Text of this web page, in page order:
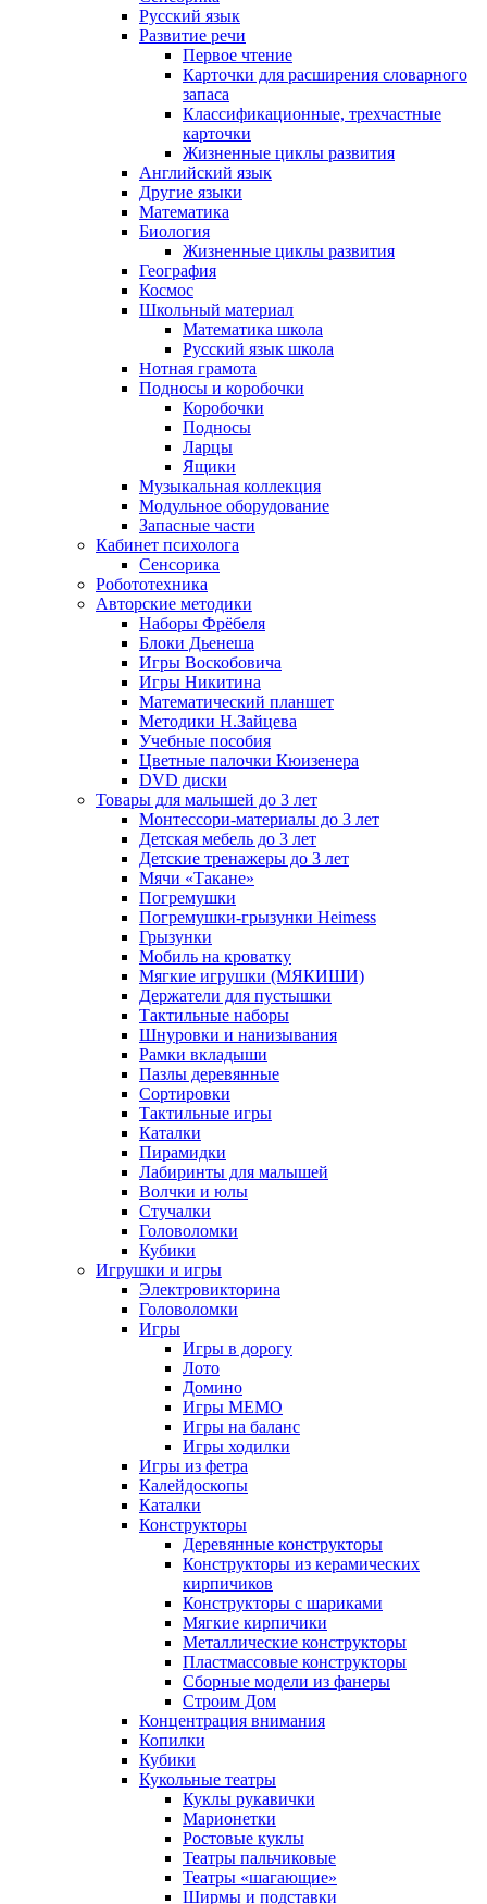
Русский язык
Развитие речи
Первое чтение
Карточки для расширения словарного
запаса
Классификационные, трехчастные
карточки
Жизненные циклы развития
Английский язык
Другие языки
Математика
Биология
Жизненные циклы развития
География
Космос
Школьный материал
Математика школа
Русский язык школа
Нотная грамота
Подносы и коробочки
Коробочки
Подносы
Ларцы
Ящики
Музыкальная коллекция
Модульное оборудование
Запасные части
Кабинет психолога
Сенсорика
Робототехника
Авторские методики
Наборы Фрёбеля
Блоки Дьенеша
Игры Воскобовича
Игры Никитина
Математический планшет
Методики Н.Зайцева
Учебные пособия
Цветные палочки Кюизенера
DVD диски
Товары для малышей до 3 лет
Монтессори-материалы до 3 лет
Детская мебель до 3 лет
Детские тренажеры до 3 лет
Мячи «Такане»
Погремушки
Погремушки-грызунки Heimess
Грызунки
Мобиль на кроватку
Мягкие игрушки (МЯКИШИ)
Держатели для пустышки
Тактильные наборы
Шнуровки и нанизывания
Рамки вкладыши
Пазлы деревянные
Сортировки
Тактильные игры
Каталки
Пирамидки
Лабиринты для малышей
Волчки и юлы
Стучалки
Головоломки
Кубики
Игрушки и игры
Электровикторина
Головоломки
Игры
Игры в дорогу
Лото
Домино
Игры МЕМО
Игры на баланс
Игры ходилки
Игры из фетра
Калейдоскопы
Каталки
Конструкторы
Деревянные конструкторы
Конструкторы из керамических
кирпичиков
Конструкторы с шариками
Мягкие кирпичики
Металлические конструкторы
Пластмассовые конструкторы
Сборные модели из фанеры
Строим Дом
Концентрация внимания
Копилки
Кубики
Кукольные театры
Куклы рукавички
Марионетки
Ростовые куклы
Театры пальчиковые
Театры «шагающие»
Ширмы и подставки